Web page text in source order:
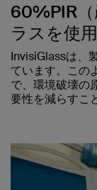
60%PIR
ラスを使用
InvisiGlassは、
ています。この
で、環境破壊の
要性を減らすこ